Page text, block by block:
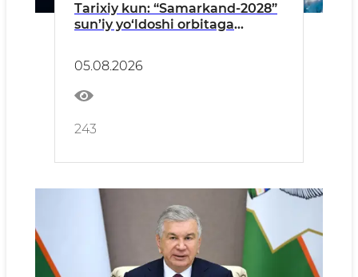
Tarixiy kun: “Samarkand-2028”
sun’iy yo‘ldoshi orbitaga
05.08.2026
243